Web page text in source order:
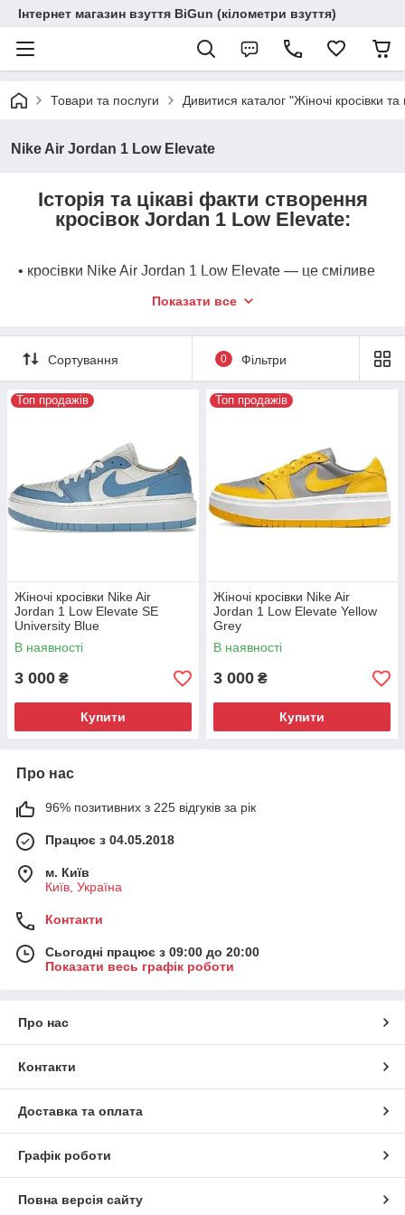
Інтернет магазин взуття BiGun (кілометри взуття)
Товари та послуги Дивитися каталог "Жіночі кросівки та
Nike Air Jordan 1 Low Elevate
Історія та цікаві факти створення
кросівок Jordan 1 Low Elevate:
• кросівки Nike Air Jordan 1 Low Elevate — це сміливе
створене спеціально для жінок. Вони поєднують у собі
платформі;
• офіційний дебют модифікації Elevate Low відбувся у
лютому 2022 року. Nike помітив шалений попит дівчат
свій головний ретро-хіт.
Показати все
Сортування 0 Фільтри
Топ продажів
Жіночі кросівки Nike Air
Jordan 1 Low Elevate SE
University Blue
В наявності
3 000 ₴
Купити
Топ продажів
Жіночі кросівки Nike Air
Jordan 1 Low Elevate Yellow
Grey
В наявності
3 000 ₴
Купити
Про нас
96% позитивних з 225 відгуків за рік
Працює з 04.05.2018
м. Київ
Київ, Україна
Контакти
Сьогодні працює з 09:00 до 20:00
Показати весь графік роботи
Про нас
Контакти
Доставка та оплата
Графік роботи
Повна версія сайту